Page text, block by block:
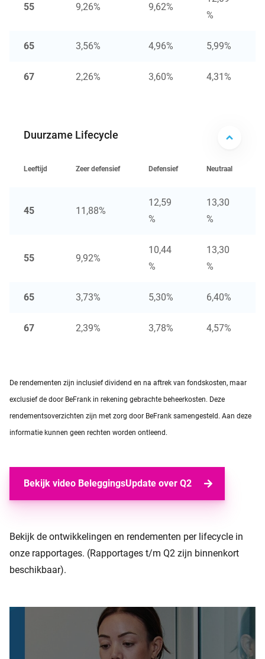
55 9,26% 9,62%
%
65 3,56% 4,96% 5,99%
67 2,26% 3,60% 4,31%
Duurzame Lifecycle
Leeftijd Zeer defensief Defensief Neutraal
45 11,88%
12,59
%
13,30
%
55 9,92%
10,44
%
13,30
%
65 3,73% 5,30% 6,40%
67 2,39% 3,78% 4,57%
De rendementen zijn inclusief dividend en na aftrek van fondskosten, maar
exclusief de door BeFrank in rekening gebrachte beheerkosten. Deze
rendementsoverzichten zijn met zorg door BeFrank samengesteld. Aan deze
informatie kunnen geen rechten worden ontleend.
Bekijk video BeleggingsUpdate over Q2
Bekijk de ontwikkelingen en rendementen per lifecycle in
onze rapportages. (Rapportages t/m Q2 zijn binnenkort
beschikbaar).